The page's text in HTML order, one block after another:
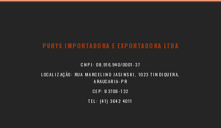
PURYS IMPORTADORA E EXPORTADORA LTDA
CNPJ: 08.916.940/0001-37
LOCALIZAÇÃO: RUA MARCELINO JASINSKI, 1023 TINDIQUERA,
ARAUCARIA-PR
CEP: 83708-132
TEL: (41) 3642 4011